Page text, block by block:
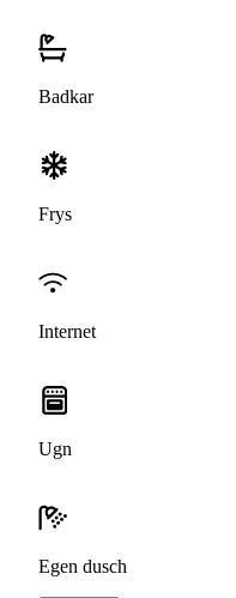
Badkar
Frys
Internet
Ugn
Egen dusch